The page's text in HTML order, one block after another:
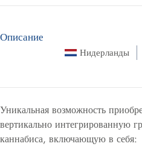
Описание
Нидерланды
Уникальная возможность
вертикально интегрированную
каннабиса, включающую в себя: